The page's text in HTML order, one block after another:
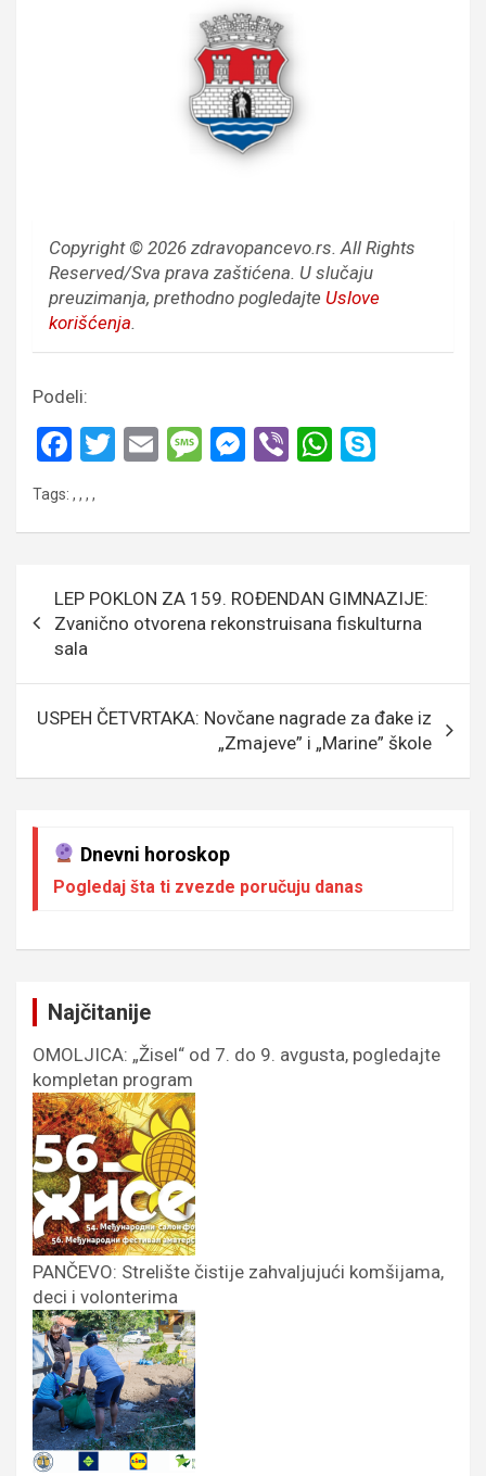
Copyright © 2026 zdravopancevo.rs. All Rights
Reserved/Sva prava zaštićena. U slučaju
preuzimanja, prethodno pogledajte Uslove
korišćenja.
Podeli:
F
ce
o
o
k
T
E
M
g
e
M
g
er
Vi W
A
p
Tags: , , , ,
чланка
LEP POKLON ZA 159. ROĐENDAN GIMNAZIJE:
Zvanično otvorena rekonstruisana fiskulturna
sala
USPEH ČETVRTAKA: Novčane nagrade za đake iz
„Zmajeve” i „Marine” škole
Dnevni horoskop
Pogledaj šta ti zvezde poručuju danas
Najčitanije
OMOLJICA: „Žisel“ od 7. do 9. avgusta, pogledajte
kompletan program
PANČEVO: Strelište čistije zahvaljujući komšijama,
deci i volonterima